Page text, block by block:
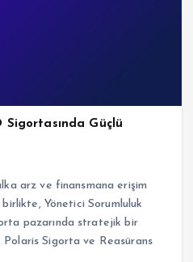
Sigortasında Güçlü
arz ve finansmana erişim
birlikte, Yönetici Sorumluluk
pazarında stratejik bir
Polaris Sigorta ve Reasürans